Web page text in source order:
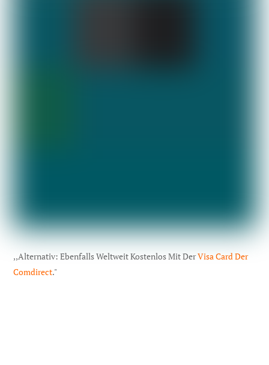
,,Alternativ: Ebenfalls Weltweit Kostenlos Mit DerVisa Card Der
Comdirect."